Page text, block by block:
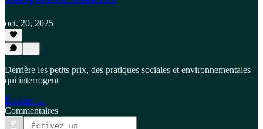
oct. 20, 2025
Derrière les petits prix, des pratiques sociales et environnementales
qui interrogent
Écouter →
Commentaires